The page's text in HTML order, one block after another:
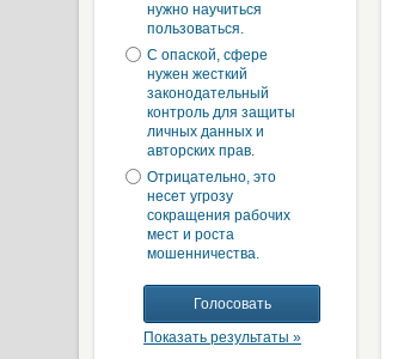
нужно научиться
пользоваться.
С опаской, сфере
нужен жесткий
законодательный
контроль для защиты
личных данных и
авторских прав.
Отрицательно, это
несет угрозу
сокращения рабочих
мест и роста
мошенничества.
Показать результаты »